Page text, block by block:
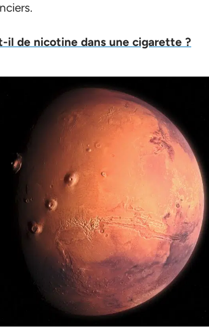
il de nicotine dans une cigarette ?